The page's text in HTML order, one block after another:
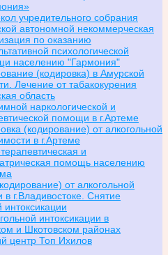
учредительного собрания
автономной некоммерческая
по оказанию
психологической
населению "Гармония"
(кодировка) в Амурской
Лечение от табакокурения
область
наркологической и
помощи в г.Артеме
(кодирование) от алкогольной
в г.Артеме
и
помощь населению
от алкогольной
в г.Владивостоке. Снятие
интоксикации
интоксикации в
и Шкотовском районах
центр Топ Ихилов